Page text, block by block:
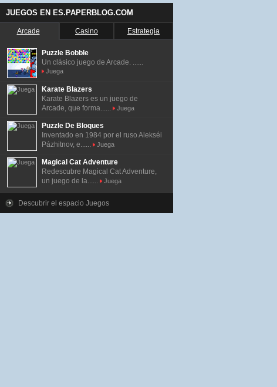
JUEGOS EN ES.PAPERBLOG.COM
Arcade Casino Estrategia
Puzzle Bobble
Un clásico juego de Arcade. ......
Juega
Karate Blazers
Karate Blazers es un juego de
Arcade, que forma......
Juega
Puzzle De Bloques
Inventado en 1984 por el ruso Alekséi
Pázhitnov, e......
Juega
Magical Cat Adventure
Redescubre Magical Cat Adventure,
un juego de la......
Juega
Descubrir el espacio Juegos